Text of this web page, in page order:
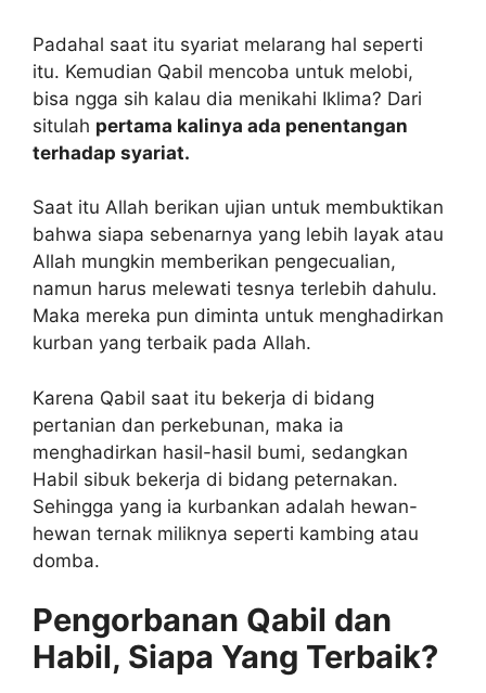
Padahal saat itu syariat melarang hal seperti
itu. Kemudian Qabil mencoba untuk melobi,
bisa ngga sih kalau dia menikahi Iklima? Dari
situlah pertama kalinya ada penentangan
terhadap syariat.
Saat itu Allah berikan ujian untuk membuktikan
bahwa siapa sebenarnya yang lebih layak atau
Allah mungkin memberikan pengecualian,
namun harus melewati tesnya terlebih dahulu.
Maka mereka pun diminta untuk menghadirkan
kurban yang terbaik pada Allah.
Karena Qabil saat itu bekerja di bidang
pertanian dan perkebunan, maka ia
menghadirkan hasil-hasil bumi, sedangkan
Habil sibuk bekerja di bidang peternakan.
Sehingga yang ia kurbankan adalah hewan-
hewan ternak miliknya seperti kambing atau
domba.
Pengorbanan Qabil dan
Habil, Siapa Yang Terbaik?